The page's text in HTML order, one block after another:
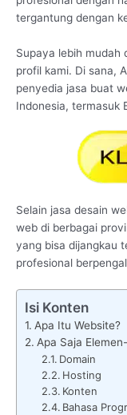
tergantung dengan
Supaya lebih mudah
profil kami. Di sana,
penyedia jasa buat
Indonesia, termasuk
Selain jasa desain
web di berbagai
yang bisa dijangkau
profesional
Isi Konten
Apa Itu Website?
Apa Saja
Domain
Hosting
Konten
Bahasa